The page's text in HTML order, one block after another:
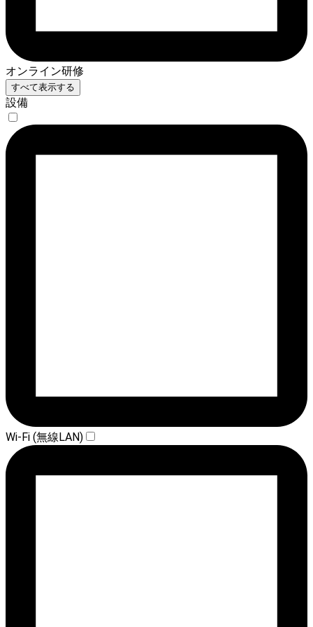
オンライン研修
すべて表示する
設備
Wi-Fi (無線LAN)